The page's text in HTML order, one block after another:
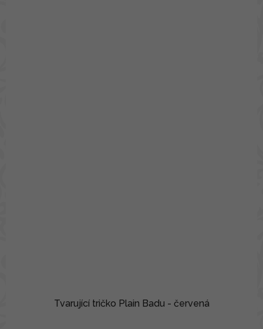
Tvarující tričko Plain Badu - červená